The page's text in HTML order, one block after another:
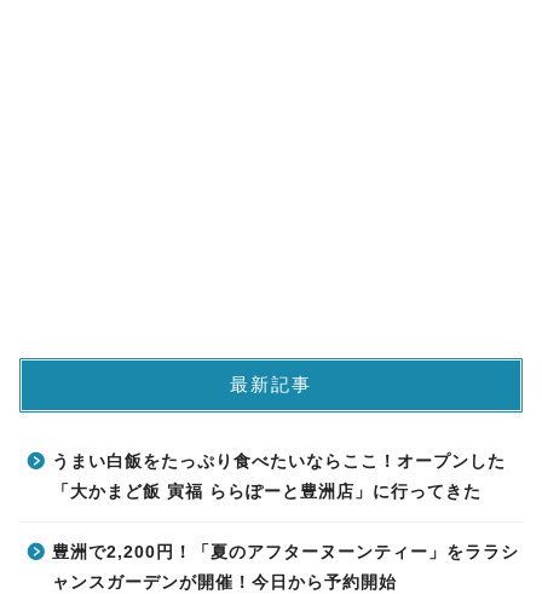
最新記事
うまい白飯をたっぷり食べたいならここ！オープンした
「大かまど飯 寅福 ららぽーと豊洲店」に行ってきた
豊洲で2,200円！「夏のアフターヌーンティー」をララシ
ャンスガーデンが開催！今日から予約開始